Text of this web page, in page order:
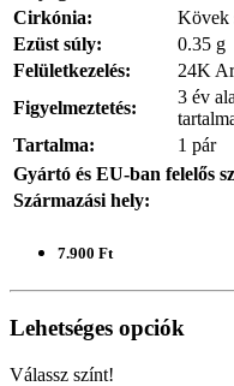
Cirkónia:
Kövek
Ezüst súly:
0.35 g
Felületkezelés:
24K
Figyelmeztetés:
3 év
Tartalma:
1 pár
Gyártó és EU-ban felelős
Származási hely:
7.900 Ft
Lehetséges opciók
Válassz színt!